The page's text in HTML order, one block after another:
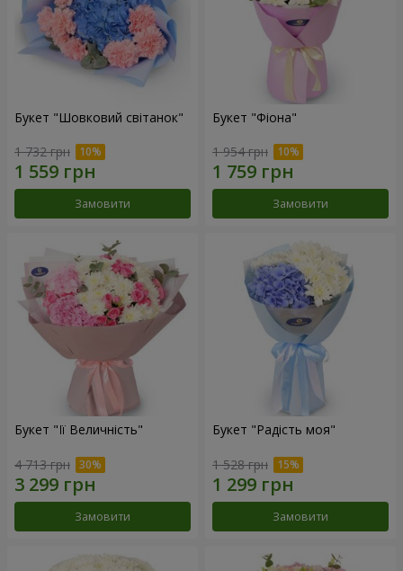
Букет "Шовковий світанок"
1 732 грн
Замовити
Букет "Фіона"
1 954 грн
Замовити
Букет "Її Величність"
4 713 грн
Замовити
Букет "Радість моя"
1 528 грн
Замовити